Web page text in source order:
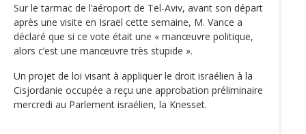
Sur le tarmac de l’aéroport de Tel-Aviv, avant son départ
après une visite en Israël cette semaine, M. Vance a
déclaré que si ce vote était une « manœuvre politique,
alors c’est une manœuvre très stupide ».
Un projet de loi visant à appliquer le droit israélien à la
Cisjordanie occupée a reçu une approbation préliminaire
mercredi au Parlement israélien, la Knesset.